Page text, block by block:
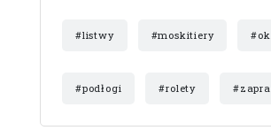
#listwy #moskitiery
#podłogi #rolety